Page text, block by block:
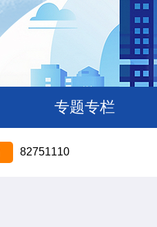
专题专栏
82751110